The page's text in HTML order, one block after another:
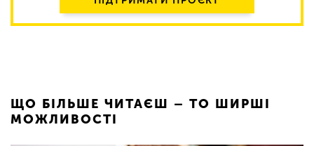
ЩО БІЛЬШЕ ЧИТАЄШ – ТО ШИРШІ
МОЖЛИВОСТІ